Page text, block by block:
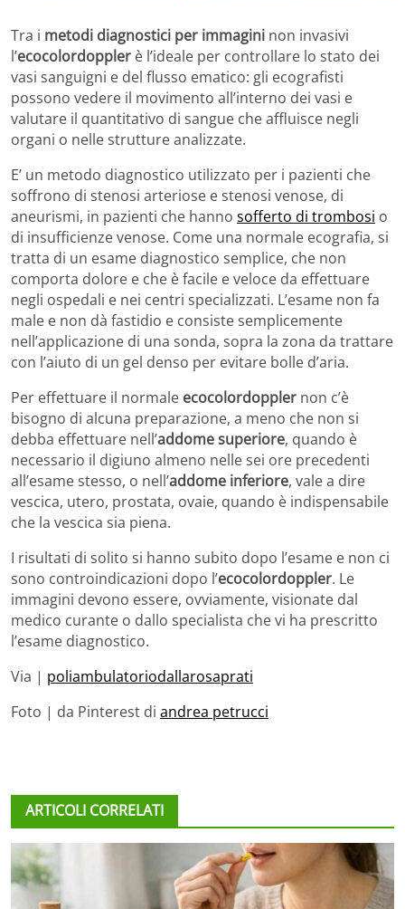
Tra i metodi diagnostici per immagini non invasivi
l’ecocolordoppler è l’ideale per controllare lo stato dei
vasi sanguigni e del flusso ematico: gli ecografisti
possono vedere il movimento all’interno dei vasi e
valutare il quantitativo di sangue che affluisce negli
organi o nelle strutture analizzate.
E’ un metodo diagnostico utilizzato per i pazienti che
soffrono di stenosi arteriose e stenosi venose, di
aneurismi, in pazienti che hanno sofferto di trombosi o
di insufficienze venose. Come una normale ecografia, si
tratta di un esame diagnostico semplice, che non
comporta dolore e che è facile e veloce da effettuare
negli ospedali e nei centri specializzati. L’esame non fa
male e non dà fastidio e consiste semplicemente
nell’applicazione di una sonda, sopra la zona da trattare
con l’aiuto di un gel denso per evitare bolle d’aria.
Per effettuare il normale ecocolordoppler non c’è
bisogno di alcuna preparazione, a meno che non si
debba effettuare nell’addome superiore, quando è
necessario il digiuno almeno nelle sei ore precedenti
all’esame stesso, o nell’addome inferiore, vale a dire
vescica, utero, prostata, ovaie, quando è indispensabile
che la vescica sia piena.
I risultati di solito si hanno subito dopo l’esame e non ci
sono controindicazioni dopo l’ecocolordoppler. Le
immagini devono essere, ovviamente, visionate dal
medico curante o dallo specialista che vi ha prescritto
l’esame diagnostico.
Via | poliambulatoriodallarosaprati
Foto | da Pinterest di andrea petrucci
ARTICOLI CORRELATI